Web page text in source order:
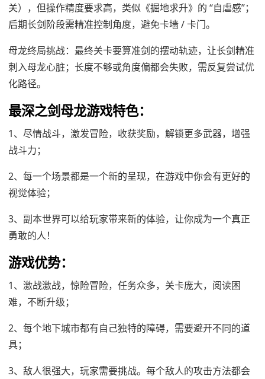
关），但操作精度要求高，类似《掘地求升》的 “自虐感”；
后期长剑阶段需精准控制角度，避免卡墙 / 卡门。
母龙终局挑战：最终关卡要算准剑的摆动轨迹，让长剑精准
刺入母龙心脏；长度不够或角度偏都会失败，需反复尝试优
化路径。
最深之剑母龙游戏特色：
1、尽情战斗，激发冒险，收获奖励，解锁更多武器，增强
战斗力；
2、每一个场景都是一个新的呈现，在游戏中你会有更好的
视觉体验；
3、副本世界可以给玩家带来新的体验，让你成为一个真正
勇敢的人！
游戏优势：
1、激战激战，惊险冒险，任务众多，关卡庞大，阅读困
难，不断升级；
2、每个地下城市都有自己独特的障碍，需要避开不同的道
具；
3、敌人很强大，玩家需要挑战。每个敌人的攻击方法都会